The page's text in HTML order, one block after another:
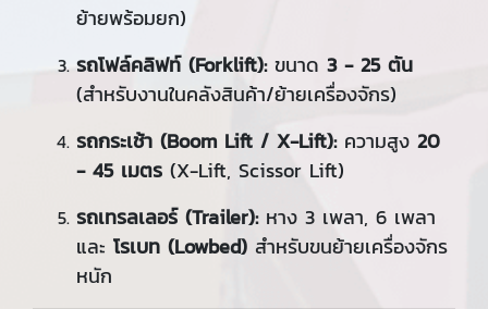
ย้ายพร้อมยก)
รถโฟล์คลิฟท์ (Forklift):ขนาด 3 - 25 ตัน
(สำหรับงานในคลังสินค้า/ย้ายเครื่องจักร)
รถกระเช้า (Boom Lift / X-Lift):ความสูง 20
- 45 เมตร (X-Lift, Scissor Lift)
รถเทรลเลอร์ (Trailer):หาง 3 เพลา, 6 เพลา
และ โรเบท (Lowbed) สำหรับขนย้ายเครื่องจักร
หนัก